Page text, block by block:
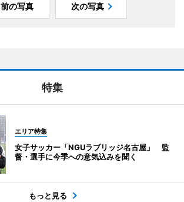
前の写真 次の写真
特集
エリア特集
女子サッカー「NGUラブリッジ名古屋」 監
督・選手に今季への意気込みを聞く
もっと見る